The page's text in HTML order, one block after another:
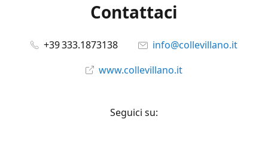
Contattaci
+39 333.1873138
info@collevillano.it
www.collevillano.it
Seguici su: